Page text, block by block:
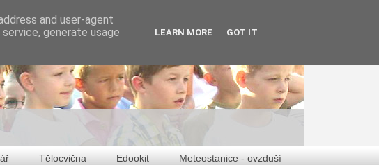
Tělocvična Edookit Meteostanice - ovzduší
and user-agent
generate usage
LEARN MORE GOT IT